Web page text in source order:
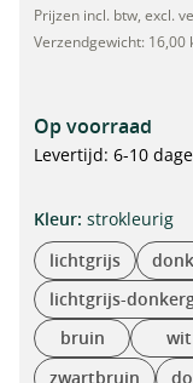
Prijzen incl. btw, excl.
Verzendgewicht: 16,00
Op voorraad
Levertijd: 6-10
Kleur: selecteren
strokleurig
lichtgrijs
lichtgrijs-
bruin
wit
zwartbruin